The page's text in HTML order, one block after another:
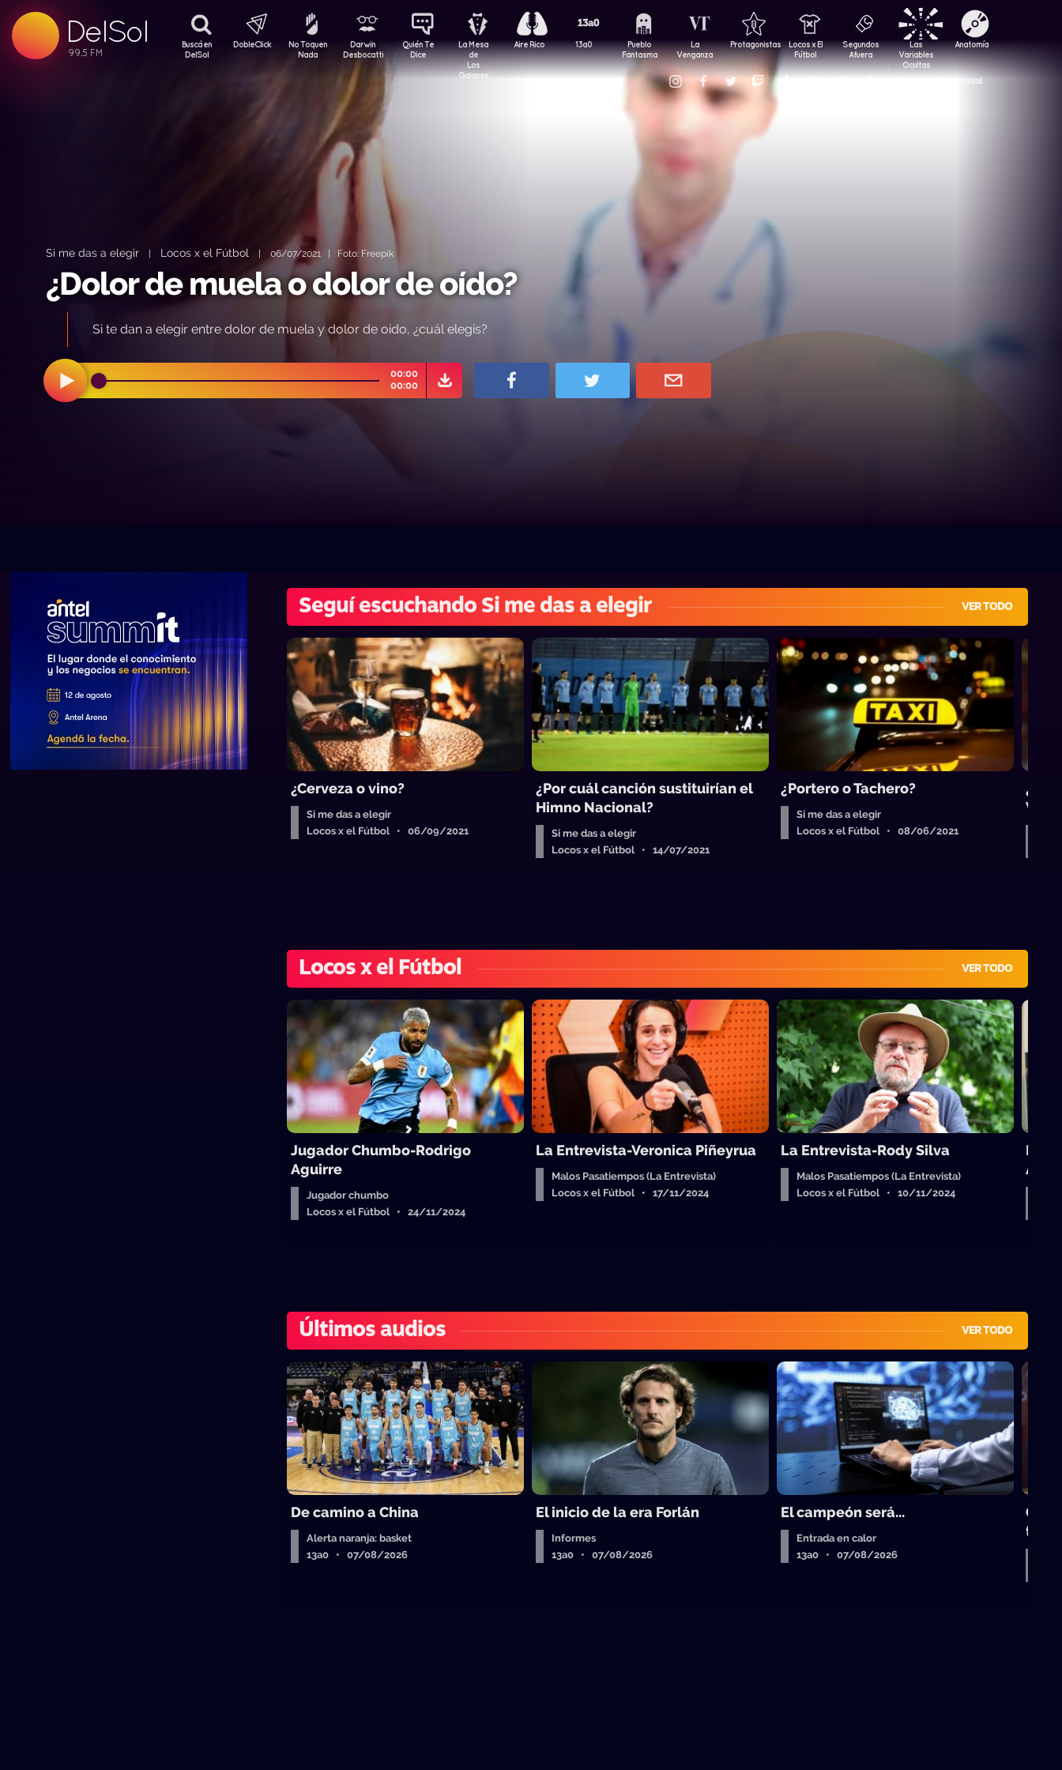
DelSol
99.5 FM
Buscá en
DelSol
DobleClick
No Toquen
Nada
Darwin
Desbocatti
Quién Te
Dice
La Mesa
de
Los
Galanes
Aire Rico 13a0
Pueblo
Fantasma
La
Venganza
Protagonistas
Locos x El
Fútbol
Segundos
Afuera
Las
Variables
Ocultas
Anatomía
Contacto Comercial
Si me das a elegir| Locos x el Fútbol | 06/07/2021 | Foto: Freepik
¿Dolor de muela o dolor de oído?
Si te dan a elegir entre dolor de muela y dolor de oído, ¿cuál elegís?
00:00
00:00
Seguí escuchando Si me das a elegir VER TODO
¿Cerveza o vino?
Si me das a elegir
Locos x el Fútbol • 06/09/2021
¿Por cuál canción sustituirían el
Himno Nacional?
Si me das a elegir
Locos x el Fútbol • 14/07/2021
¿Portero o Tachero?
Si me das a elegir
Locos x el Fútbol • 08/06/2021
Locos x el Fútbol VER TODO
Jugador Chumbo-Rodrigo
Aguirre
Jugador chumbo
Locos x el Fútbol • 24/11/2024
La Entrevista-Veronica Piñeyrua
Malos Pasatiempos (La Entrevista)
Locos x el Fútbol • 17/11/2024
La Entrevista-Rody Silva
Malos Pasatiempos (La Entrevista)
Locos x el Fútbol • 10/11/2024
La
Últimos audios VER TODO
De camino a China
Alerta naranja: basket
13a0 • 07/08/2026
El inicio de la era Forlán
Informes
13a0 • 07/08/2026
El campeón será...
Entrada en calor
13a0 • 07/08/2026